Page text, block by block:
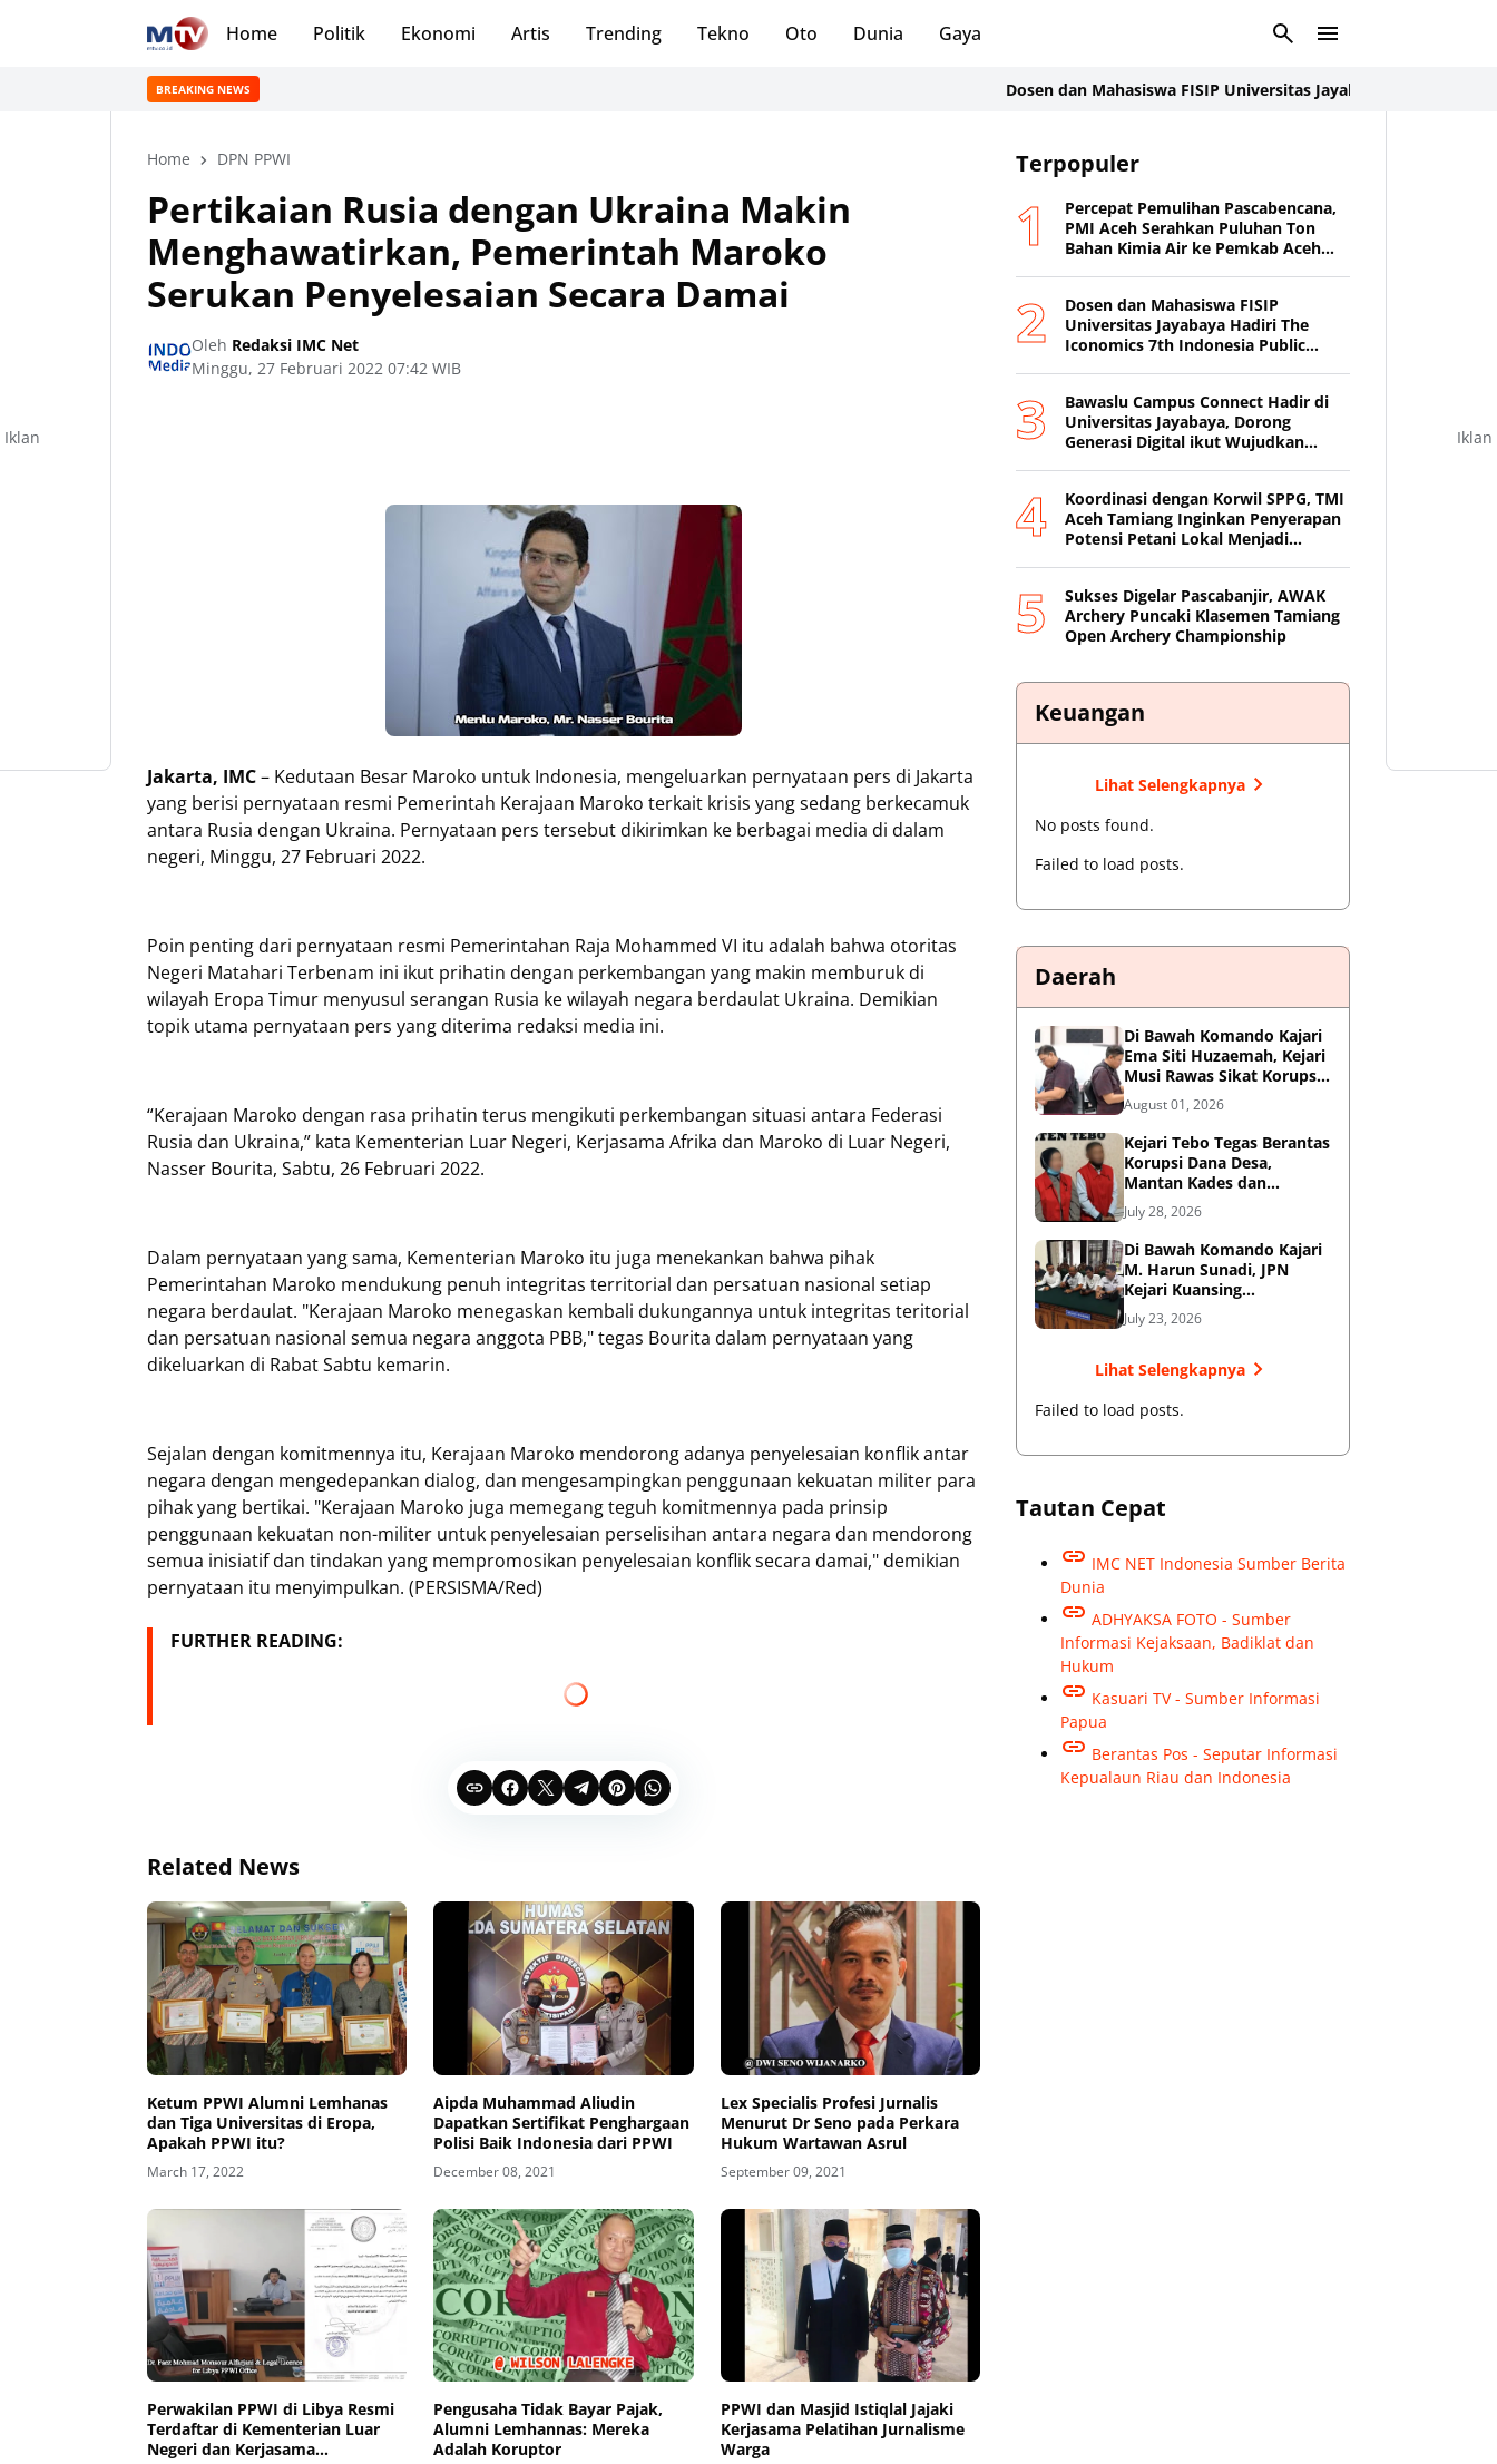
Home Politik Ekonomi Artis Trending Tekno Oto Dunia Gaya
BREAKING NEWS Dosen dan Mahasiswa FISIP Universitas Jayabaya Hadiri The
Home DPN PPWI
Pertikaian Rusia dengan Ukraina Makin
Menghawatirkan, Pemerintah Maroko
Serukan Penyelesaian Secara Damai
Oleh Redaksi IMC Net
Minggu, 27 Februari 2022 07:42 WIB
Jakarta, IMC– Kedutaan Besar Maroko untuk Indonesia, mengeluarkan pernyataan pers di Jakarta
yang berisi pernyataan resmi Pemerintah Kerajaan Maroko terkait krisis yang sedang berkecamuk
antara Rusia dengan Ukraina. Pernyataan pers tersebut dikirimkan ke berbagai media di dalam
negeri, Minggu, 27 Februari 2022.
Poin penting dari pernyataan resmi Pemerintahan Raja Mohammed VI itu adalah bahwa otoritas
Negeri Matahari Terbenam ini ikut prihatin dengan perkembangan yang makin memburuk di
wilayah Eropa Timur menyusul serangan Rusia ke wilayah negara berdaulat Ukraina. Demikian
topik utama pernyataan pers yang diterima redaksi media ini.
“Kerajaan Maroko dengan rasa prihatin terus mengikuti perkembangan situasi antara Federasi
Rusia dan Ukraina,” kata Kementerian Luar Negeri, Kerjasama Afrika dan Maroko di Luar Negeri,
Nasser Bourita, Sabtu, 26 Februari 2022.
Dalam pernyataan yang sama, Kementerian Maroko itu juga menekankan bahwa pihak
Pemerintahan Maroko mendukung penuh integritas territorial dan persatuan nasional setiap
negara berdaulat. "Kerajaan Maroko menegaskan kembali dukungannya untuk integritas teritorial
dan persatuan nasional semua negara anggota PBB," tegas Bourita dalam pernyataan yang
dikeluarkan di Rabat Sabtu kemarin.
Sejalan dengan komitmennya itu, Kerajaan Maroko mendorong adanya penyelesaian konflik antar
negara dengan mengedepankan dialog, dan mengesampingkan penggunaan kekuatan militer para
pihak yang bertikai. "Kerajaan Maroko juga memegang teguh komitmennya pada prinsip
penggunaan kekuatan non-militer untuk penyelesaian perselisihan antara negara dan mendorong
semua inisiatif dan tindakan yang mempromosikan penyelesaian konflik secara damai," demikian
pernyataan itu menyimpulkan. (PERSISMA/Red)
FURTHER READING:
Related News
Ketum PPWI Alumni Lemhanas
dan Tiga Universitas di Eropa,
Apakah PPWI itu?
March 17, 2022
Aipda Muhammad Aliudin
Dapatkan Sertifikat Penghargaan
Polisi Baik Indonesia dari PPWI
December 08, 2021
Lex Specialis Profesi Jurnalis
Menurut Dr Seno pada Perkara
Hukum Wartawan Asrul
September 09, 2021
Perwakilan PPWI di Libya Resmi
Terdaftar di Kementerian Luar
Negeri dan Kerjasama
Pengusaha Tidak Bayar Pajak,
Alumni Lemhannas: Mereka
Adalah Koruptor
PPWI dan Masjid Istiqlal Jajaki
Kerjasama Pelatihan Jurnalisme
Warga
Terpopuler
Percepat Pemulihan Pascabencana,
PMI Aceh Serahkan Puluhan Ton
Bahan Kimia Air ke Pemkab Aceh
Dosen dan Mahasiswa FISIP
Universitas Jayabaya Hadiri The
Iconomics 7th Indonesia Public
Bawaslu Campus Connect Hadir di
Universitas Jayabaya, Dorong
Generasi Digital ikut Wujudkan
Koordinasi dengan Korwil SPPG, TMI
Aceh Tamiang Inginkan Penyerapan
Potensi Petani Lokal Menjadi
Sukses Digelar Pascabanjir, AWAK
Archery Puncaki Klasemen Tamiang
Open Archery Championship
Keuangan
Lihat Selengkapnya
No posts found.
Failed to load posts.
Daerah
Di Bawah Komando Kajari
Ema Siti Huzaemah, Kejari
Musi Rawas Sikat Korupsi
Dana Sawit, Negara
Selamatkan Rp1,26 Miliar
August 01, 2026
Kejari Tebo Tegas Berantas
Korupsi Dana Desa,
Mantan Kades dan
Bendahara Resmi Jadi
Tersangka
July 28, 2026
Di Bawah Komando Kajari
M. Harun Sunadi, JPN
Kejari Kuansing
Menangkan Gugatan PTUN
dan Amankan Aset
July 23, 2026
Lihat Selengkapnya
Failed to load posts.
Tautan Cepat
IMC NET Indonesia Sumber Berita
Dunia
ADHYAKSA FOTO - Sumber
Informasi Kejaksaan, Badiklat dan
Hukum
Kasuari TV - Sumber Informasi
Papua
Berantas Pos - Seputar Informasi
Kepualaun Riau dan Indonesia
Iklan Iklan